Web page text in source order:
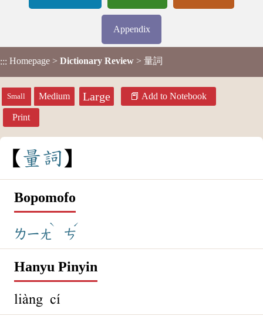
Appendix
::: Homepage > Dictionary Review > 量詞
Small Medium Large Add to Notebook
Print
量詞
Bopomofo
ㄌㄧㄤ
ˋ
ㄘ
ˊ
Hanyu Pinyin
liàng cí